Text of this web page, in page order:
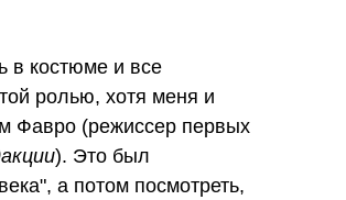
в костюме и все
ролью, хотя меня и
Фавро (режиссер первых
). Это был
а потом посмотреть,